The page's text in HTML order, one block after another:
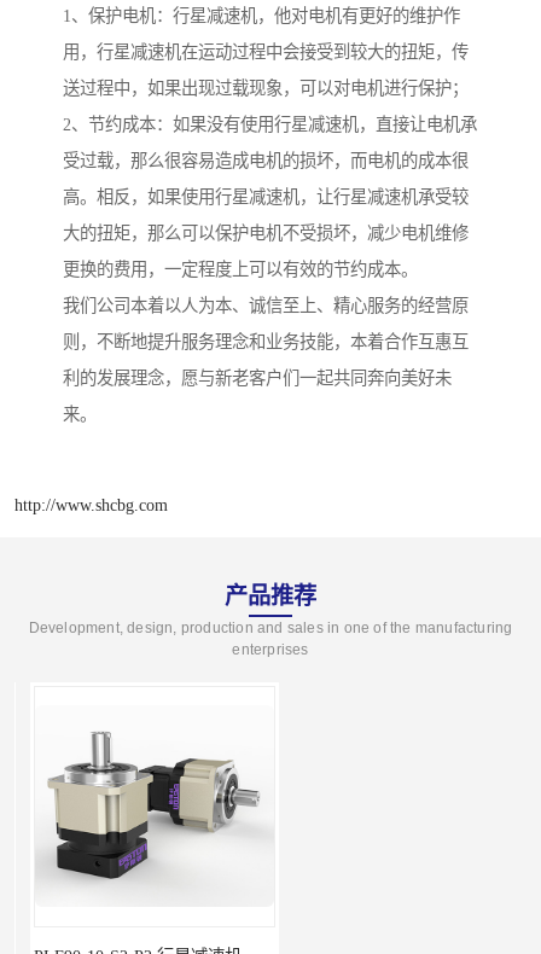
1、保护电机：行星减速机，他对电机有更好的维护作
用，行星减速机在运动过程中会接受到较大的扭矩，传
送过程中，如果出现过载现象，可以对电机进行保护；
2、节约成本：如果没有使用行星减速机，直接让电机承
受过载，那么很容易造成电机的损坏，而电机的成本很
高。相反，如果使用行星减速机，让行星减速机承受较
大的扭矩，那么可以保护电机不受损坏，减少电机维修
更换的费用，一定程度上可以有效的节约成本。
我们公司本着以人为本、诚信至上、精心服务的经营原
则，不断地提升服务理念和业务技能，本着合作互惠互
利的发展理念，愿与新老客户们一起共同奔向美好未
来。
http://www.shcbg.com
产品推荐
Development, design, production and sales in one of the manufacturing
enterprises